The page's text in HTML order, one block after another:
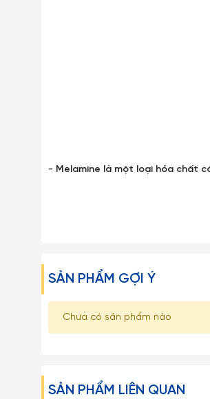
- Melamine là một loại hóa chất
bìa giấy, chất phủ công nghiệp,
thuật tiêu chuẩn đo lường chất
xúc với thực phẩm.
Đối với các sản phẩm melamine
Không sử dụng những sản
SẢN PHẨM GỢI Ý
Chưa có sản phẩm nào
SẢN PHẨM LIÊN QUAN